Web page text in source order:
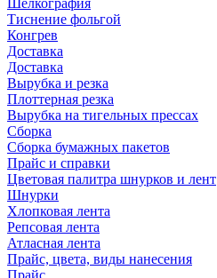
Шелкография
Тиснение фольгой
Конгрев
Доставка
Доставка
Вырубка и резка
Плоттерная резка
Вырубка на тигельных прессах
Сборка
Сборка бумажных пакетов
Прайс и справки
Цветовая палитра шнурков и лент
Шнурки
Хлопковая лента
Репсовая лента
Атласная лента
Прайс, цвета, виды нанесения
Прайс